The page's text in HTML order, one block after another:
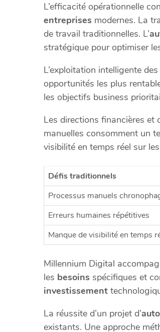
L’efficacité opérationnelle
entreprises modernes. La
de travail traditionnelles. L’
stratégique pour optimiser
L’exploitation intelligente des
opportunités les plus
les objectifs business
Les directions financières et
manuelles consomment un
visibilité en temps réel sur
Défis traditionnels
Processus manuels
Erreurs humaines répétitives
Manque de visibilité en temps
Millennium Digital
les besoins spécifiques et
investissement
La réussite d’un projet d’
existants. Une approche